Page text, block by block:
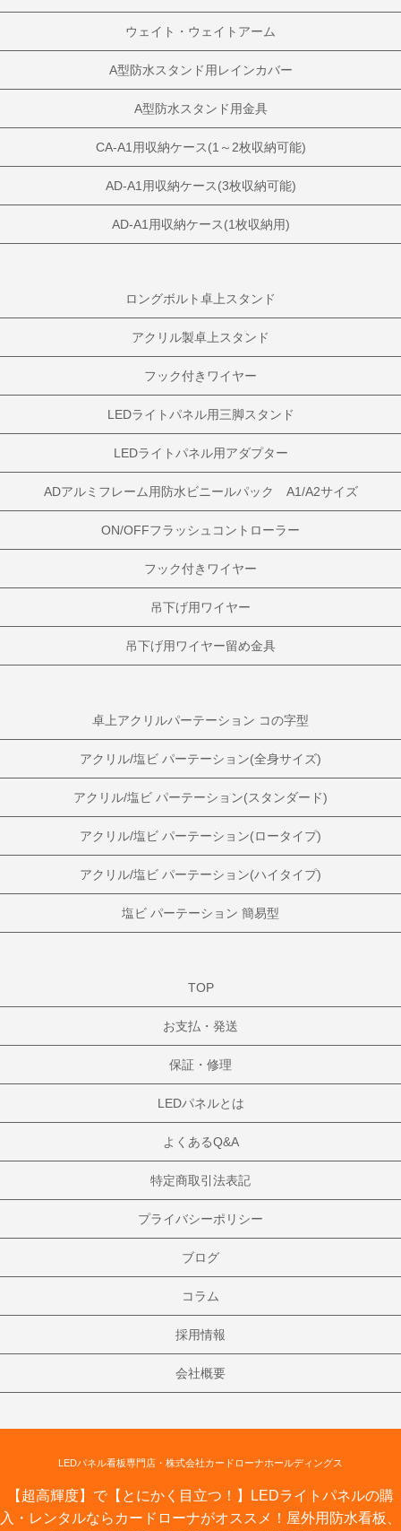
ウェイト・ウェイトアーム
A型防水スタンド用レインカバー
A型防水スタンド用金具
CA-A1用収納ケース(1～2枚収納可能)
AD-A1用収納ケース(3枚収納可能)
AD-A1用収納ケース(1枚収納用)
ロングボルト卓上スタンド
アクリル製卓上スタンド
フック付きワイヤー
LEDライトパネル用三脚スタンド
LEDライトパネル用アダプター
ADアルミフレーム用防水ビニールパック A1/A2サイズ
ON/OFFフラッシュコントローラー
フック付きワイヤー
吊下げ用ワイヤー
吊下げ用ワイヤー留め金具
卓上アクリルパーテーション コの字型
アクリル/塩ビ パーテーション(全身サイズ)
アクリル/塩ビ パーテーション(スタンダード)
アクリル/塩ビ パーテーション(ロータイプ)
アクリル/塩ビ パーテーション(ハイタイプ)
塩ビ パーテーション 簡易型
TOP
お支払・発送
保証・修理
LEDパネルとは
よくあるQ&A
特定商取引法表記
プライバシーポリシー
ブログ
コラム
採用情報
会社概要
LEDパネル看板専門店・株式会社カードローナホールディングス
【超高輝度】で【とにかく目立つ！】LEDライトパネルの購
入・レンタルならカードローナがオススメ！屋外用防水看板、